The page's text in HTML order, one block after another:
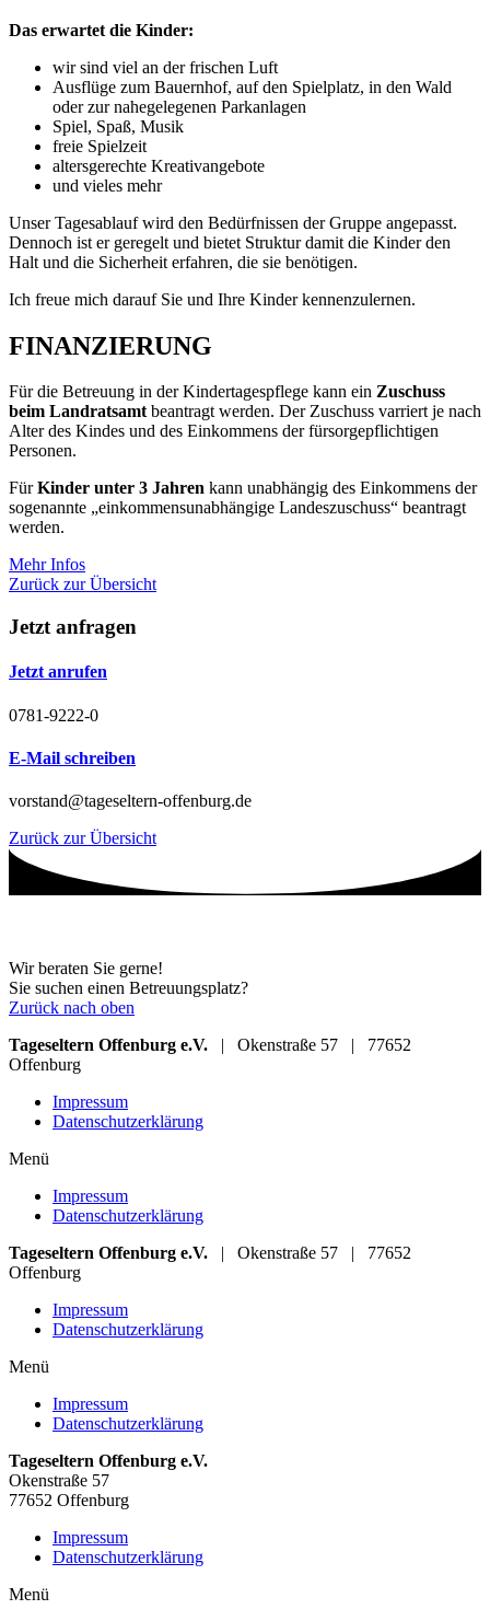
Das erwartet die Kinder:
wir sind viel an der frischen Luft
Ausflüge zum Bauernhof, auf den Spielplatz, in den Wald
oder zur nahegelegenen Parkanlagen
Spiel, Spaß, Musik
freie Spielzeit
altersgerechte Kreativangebote
und vieles mehr
Unser Tagesablauf wird den Bedürfnissen der Gruppe angepasst.
Dennoch ist er geregelt und bietet Struktur damit die Kinder den
Halt und die Sicherheit erfahren, die sie benötigen.
Ich freue mich darauf Sie und Ihre Kinder kennenzulernen.
FINANZIERUNG
Für die Betreuung in der Kindertagespflege kann ein Zuschuss
beim Landratsamtbeantragt werden. Der Zuschuss varriert je nach
Alter des Kindes und des Einkommens der fürsorgepflichtigen
Personen.
FürKinder unter 3 Jahren kann unabhängig des Einkommens der
sogenannte „einkommensunabhängige Landeszuschuss“ beantragt
werden.
Mehr Infos
Zurück zur Übersicht
Jetzt anfragen
Jetzt anrufen
0781-9222-0
E-Mail schreiben
vorstand@tageseltern-offenburg.de
Zurück zur Übersicht
Wir beraten Sie gerne!
Sie suchen einen Betreuungsplatz?
Zurück nach oben
Tageseltern Offenburg e.V. | Okenstraße 57 |
77652
Offenburg
Impressum
Datenschutzerklärung
Menü
Impressum
Datenschutzerklärung
Tageseltern Offenburg e.V. | Okenstraße 57 |
77652
Offenburg
Impressum
Datenschutzerklärung
Menü
Impressum
Datenschutzerklärung
Tageseltern Offenburg e.V.
Okenstraße 57
77652 Offenburg
Impressum
Datenschutzerklärung
Menü